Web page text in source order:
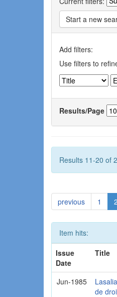
Start a new
Add filters:
Use filters to
Results/Page
Results 11-20 of
previous 1 2
Item hits:
Issue
Date
Title
Jun-1985
de